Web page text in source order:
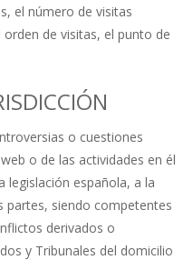
el número de visitas
de visitas, el punto de
o cuestiones
o de las actividades en él
legislación española, a la
partes, siendo competentes
derivados o
y Tribunales del domicilio